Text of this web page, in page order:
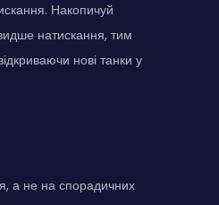
Накопичуй
натискання, тим
нові танки у
а не на спорадичних